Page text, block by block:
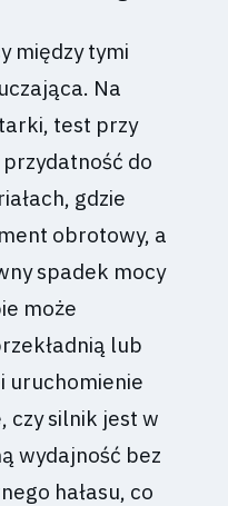
między tymi
Na
test przy
do
gdzie
obrotowy, a
spadek mocy
może
lub
uruchomienie
czy silnik jest w
wydajność bez
hałasu, co